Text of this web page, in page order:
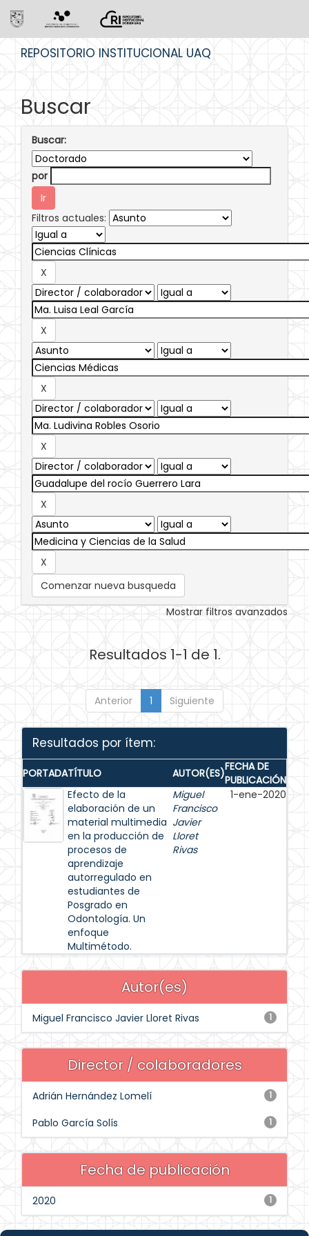
REPOSITORIO INSTITUCIONAL UAQ
Buscar
Buscar:
por
Filtros actuales:
Comenzar nueva busqueda
Mostrar filtros avanzados
Resultados 1-1 de 1.
Anterior 1 Siguiente
Resultados por ítem:
PORTADATÍTULO AUTOR(ES)FECHA DE
PUBLICACIÓN
Efecto de la
elaboración de un
material multimedia
en la producción de
procesos de
aprendizaje
autorregulado en
estudiantes de
Posgrado en
Odontología. Un
enfoque
Multimétodo.
Miguel
Francisco
Javier
Lloret
Rivas
1-ene-2020
Autor(es)
1
Miguel Francisco Javier Lloret Rivas
Director / colaboradores
1
Adrián Hernández Lomelí
1
Pablo García Solís
Fecha de publicación
1
2020